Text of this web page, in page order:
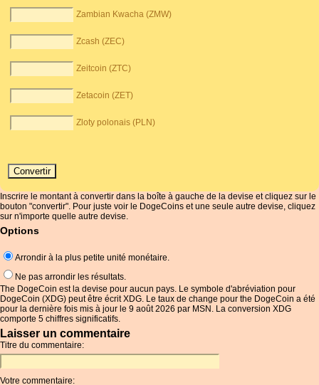
Zambian Kwacha (ZMW)
Zcash (ZEC)
Zeitcoin (ZTC)
Zetacoin (ZET)
Zloty polonais (PLN)
Inscrire le montant à convertir dans la boîte à gauche de la devise et cliquez sur le
bouton "convertir". Pour juste voir le DogeCoins et une seule autre devise, cliquez
sur n'importe quelle autre devise.
Options
Arrondir à la plus petite unité monétaire.
Ne pas arrondir les résultats.
The DogeCoin est la devise pour aucun pays. Le symbole d'abréviation pour
DogeCoin (XDG) peut être écrit XDG. Le taux de change pour the DogeCoin a été
pour la dernière fois mis à jour le 9 août 2026 par MSN. La conversion XDG
comporte 5 chiffres significatifs.
Laisser un commentaire
Titre du commentaire:
Votre commentaire: